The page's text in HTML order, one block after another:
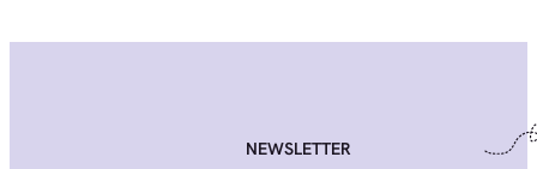
NEWSLETTER